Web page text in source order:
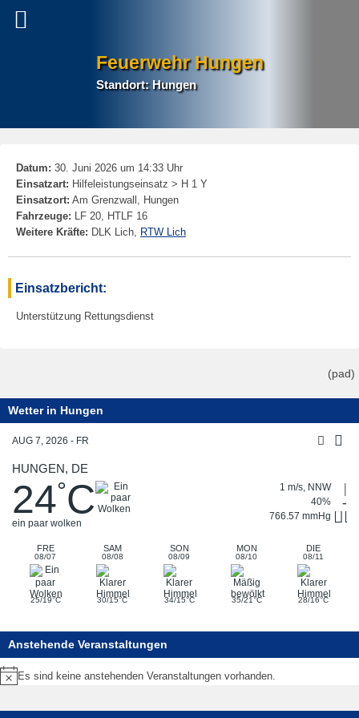
Feuerwehr Hungen
Standort: Hungen
Datum: 30. Juni 2026 um 14:33 Uhr
Einsatzart: Hilfeleistungseinsatz > H 1 Y
Einsatzort: Am Grenzwall, Hungen
Fahrzeuge: LF 20, HTLF 16
Weitere Kräfte: DLK Lich, RTW Lich
Einsatzbericht:
Unterstützung Rettungsdienst
(pad)
Wetter in Hungen
AUG 7, 2026 - FR
HUNGEN, DE
24°C
ein paar wolken
1 m/s, NNW
40%
766.57 mmHg
FRE
08/07
SAM
08/08
SON
08/09
MON
08/10
DIE
08/11
25/19°C 30/15°C 34/15°C 35/21°C 28/16°C
Anstehende Veranstaltungen
Hinweis
Es sind keine anstehenden Veranstaltungen vorhanden.